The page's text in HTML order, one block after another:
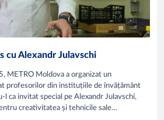
cu Alexandr Julavschi
METRO Moldova a organizat un
profesorilor din instituțiile de învățământ
l ca invitat special pe Alexandr Julavschi,
creativitatea și tehnicile sale